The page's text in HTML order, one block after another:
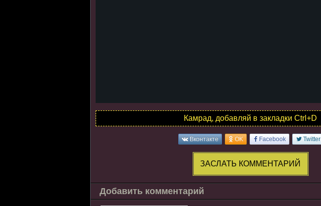
Камрад, добавляй в закладки Ctrl+D
Вконтакте OK Facebook Twitter
ЗАСЛАТЬ КОММЕНТАРИЙ
Добавить комментарий